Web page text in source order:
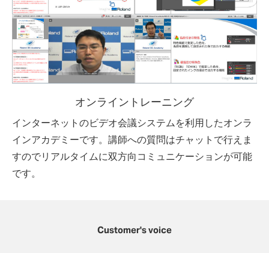
オンライントレーニング
インターネットのビデオ会議システムを利用したオンラ
インアカデミーです。講師への質問はチャットで行えま
すのでリアルタイムに双方向コミュニケーションが可能
です。
Customer's voice